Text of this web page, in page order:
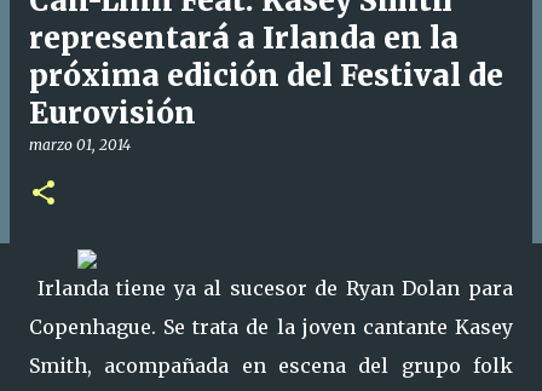
representará a Irlanda en la
próxima edición del Festival de
Eurovisión
marzo 01, 2014
Irlanda tiene ya al sucesor de Ryan Dolan para
Copenhague. Se trata de la joven cantante Kasey
Smith, acompañada en escena del grupo folk